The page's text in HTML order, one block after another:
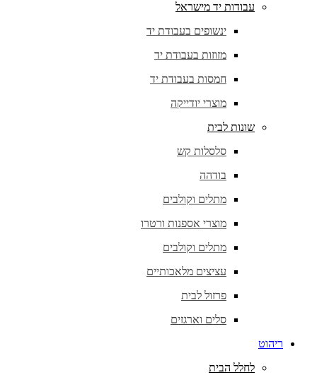
עבודות יד מישראל
ינשופים בעבודת יד
מזוזות בעבודת יד
חמסות בעבודת יד
מוצרי יודייקה
שונות לבית
סלסלות קש
בודהה
מתלים וקולבים
מוצרי אספנות ורטרו
מתלים וקולבים
עציצים מלאכותיים
פרזול לבית
סלים וארגזים
ריהוט
לחלל הבית